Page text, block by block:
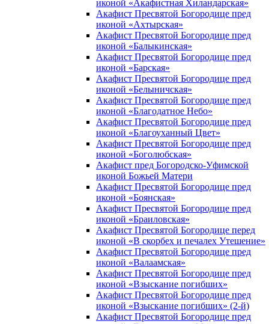
иконой «Акафистная Хиландарская»
Акафист Пресвятой Богородице пред
иконой «Ахтырская»
Акафист Пресвятой Богородице пред
иконой «Балыкинская»
Акафист Пресвятой Богородице пред
иконой «Барская»
Акафист Пресвятой Богородице пред
иконой «Белыничская»
Акафист Пресвятой Богородице пред
иконой «Благодатное Небо»
Акафист Пресвятой Богородице пред
иконой «Благоуханный Цвет»
Акафист Пресвятой Богородице пред
иконой «Боголюбская»
Акафист пред Богородско-Уфимской
иконой Божьей Матери
Акафист Пресвятой Богородице пред
иконой «Боянская»
Акафист Пресвятой Богородице пред
иконой «Браиловская»
Акафист Пресвятой Богородице перед
иконой «В скорбех и печалех Утешение»
Акафист Пресвятой Богородице пред
иконой «Валаамская»
Акафист Пресвятой Богородице пред
иконой «Взыскание погибших»
Акафист Пресвятой Богородице пред
иконой «Взыскание погибших» (2-й)
Акафист Пресвятой Богородице пред